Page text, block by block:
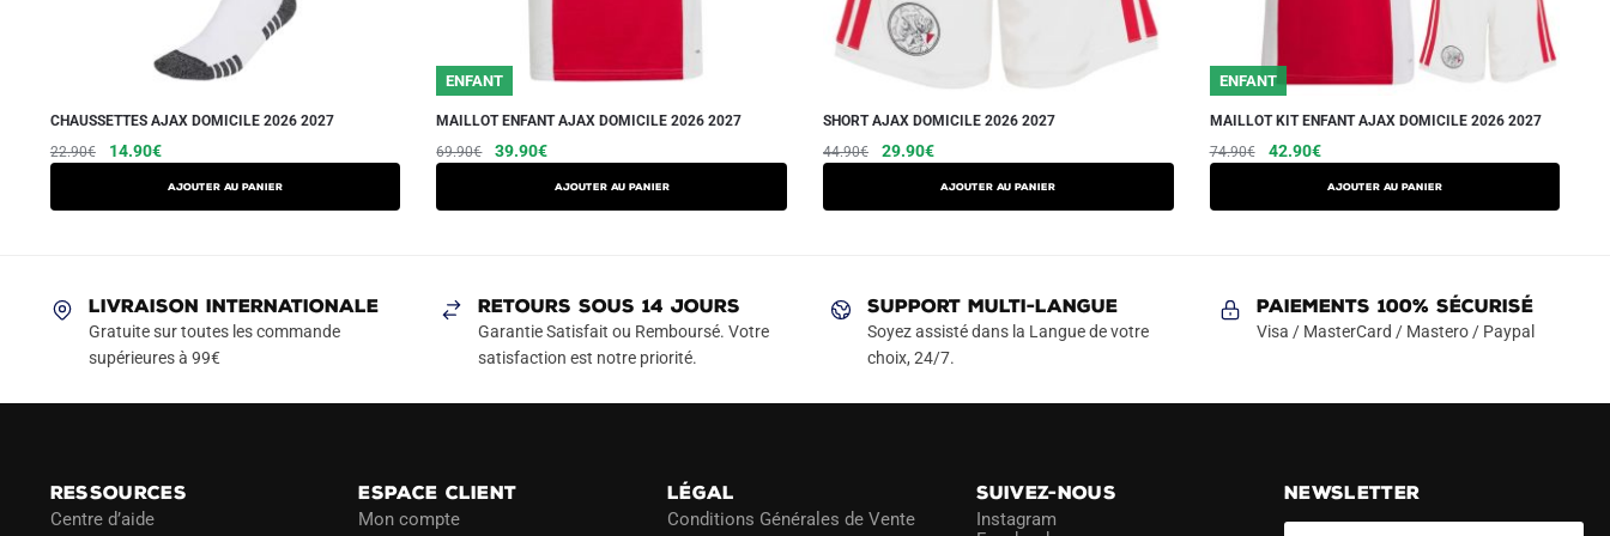
CHAUSSETTES AJAX DOMICILE 2026 2027
22.90€
Le
14.90€Le
Ajouter au panier
ENFANT
MAILLOT ENFANT AJAX DOMICILE 2026 2027
69.90€
Le
39.90€Le
AJOUTER AU PANIER
Ce
produit
a
Les
options
peuvent
SHORT AJAX DOMICILE 2026 2027
44.90€
Le
29.90€Le
AJOUTER AU PANIER
Ce
produit
a
Les
options
peuvent
ENFANT
MAILLOT KIT ENFANT AJAX DOMICILE 2026 2027
74.90€
Le
42.90€Le
AJOUTER AU PANIER
Ce
produit
a
Les
options
page
LIVRAISON INTERNATIONALE
Gratuite sur toutes les commande
supérieures à 99€
RETOURS SOUS 14 JOURS
Garantie Satisfait ou Remboursé. Votre
satisfaction est notre priorité.
SUPPORT MULTI-LANGUE
Soyez assisté dans la Langue de votre
choix, 24/7.
Paiements 100% Sécurisé
Visa / MasterCard / Mastero / Paypal
RESSOURCES
Centre d’aide
ESPACE CLIENT
Mon compte
LÉGAL
Conditions Générales de Vente
SUIVEZ-NOUS
Instagram
NEWSLETTER